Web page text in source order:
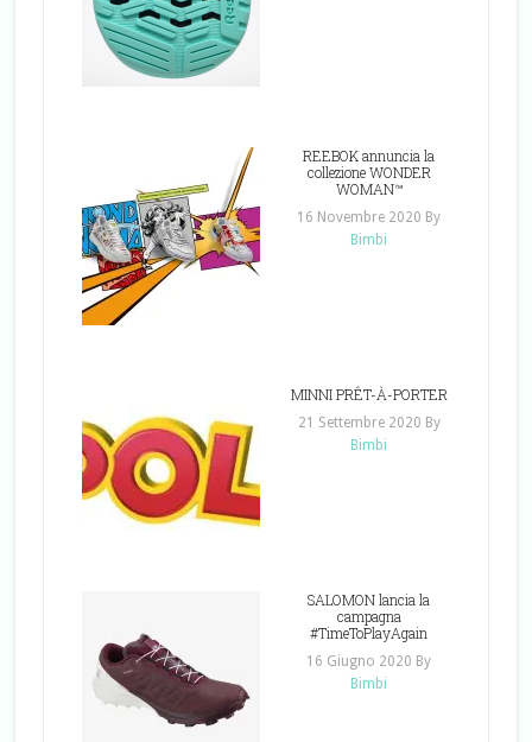
REEBOK annuncia la
collezione WONDER
WOMAN™
16 Novembre 2020 By
Bimbi
MINNI PRÊT-À-PORTER
21 Settembre 2020 By
Bimbi
SALOMON lancia la
campagna
#TimeToPlayAgain
16 Giugno 2020 By
Bimbi